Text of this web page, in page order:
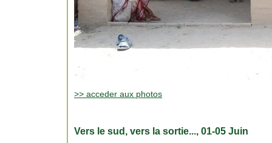
>> acceder aux photos
Vers le sud, vers la sortie..., 01-05 Juin